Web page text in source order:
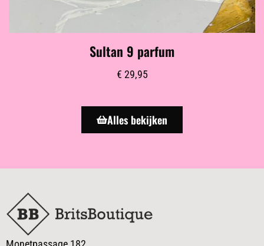
Sultan 9 parfum
€ 29,95
Alles bekijken